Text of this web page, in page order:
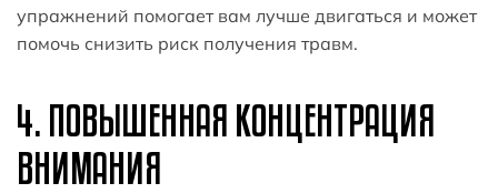
упражнений помогает вам лучше двигаться и может
помочь снизить риск получения травм.
4. ПОВЫШЕННАЯ КОНЦЕНТРАЦИЯ
ВНИМАНИЯ